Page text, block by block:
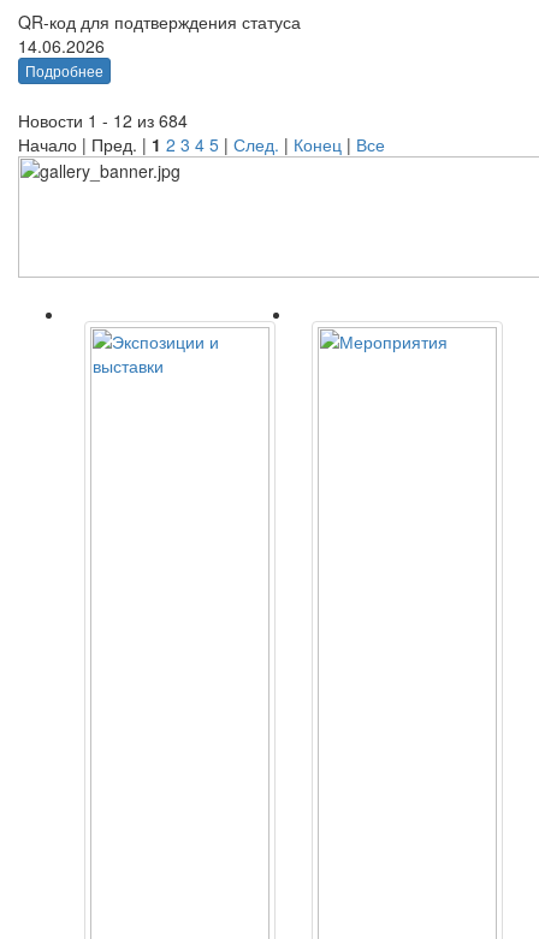
QR-код для подтверждения статуса
14.06.2026
Подробнее
Новости 1 - 12 из 684
Начало | Пред. | 1 2 3 4 5 | След. | Конец | Все